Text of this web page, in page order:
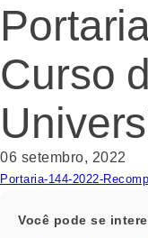
Curso
06 setembro, 2022
Portaria-144-2022-
Você pode se